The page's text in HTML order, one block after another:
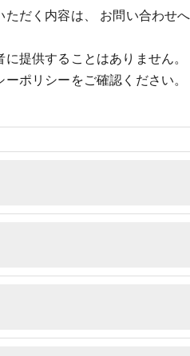
だく内容は、 お問い合わせ
提供することはありません。
ポリシーをご確認ください。